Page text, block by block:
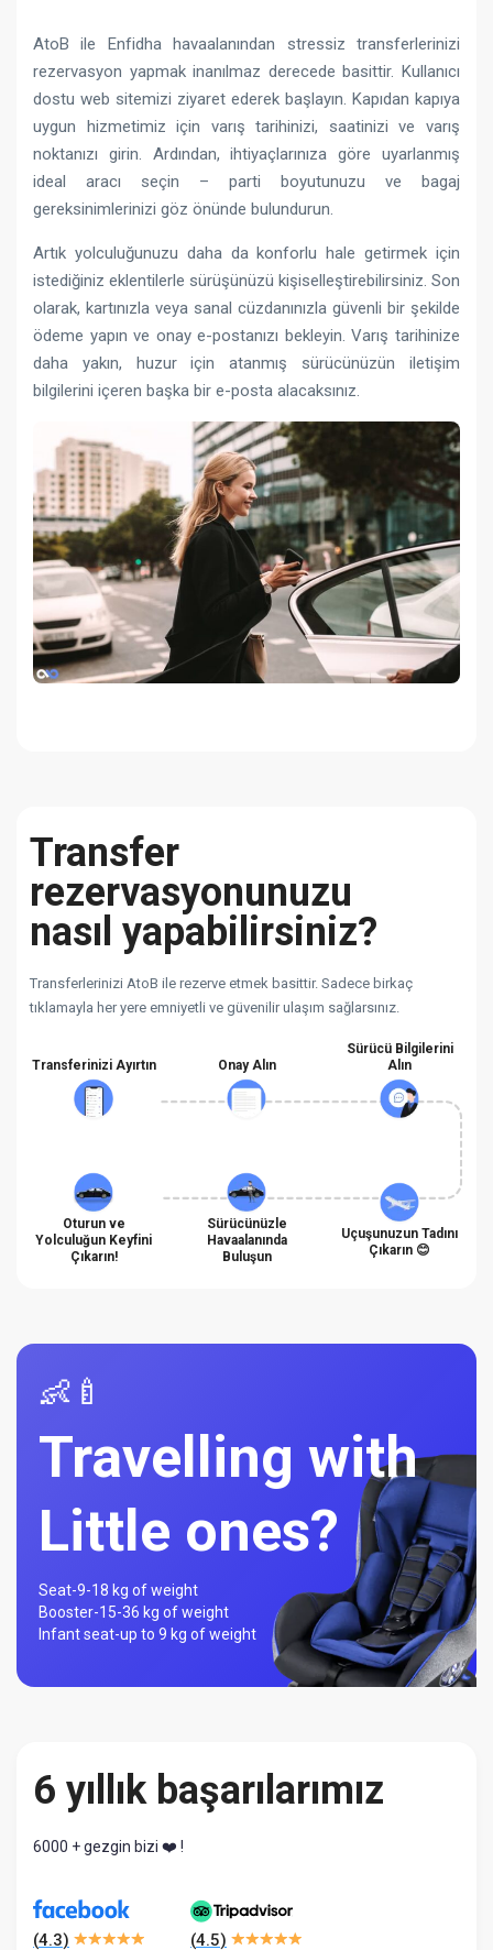
AtoB ile Enfidha havaalanından stressiz transferlerinizi
rezervasyon yapmak inanılmaz derecede basittir. Kullanıcı
dostu web sitemizi ziyaret ederek başlayın. Kapıdan kapıya
uygun hizmetimiz için varış tarihinizi, saatinizi ve varış
noktanızı girin. Ardından, ihtiyaçlarınıza göre uyarlanmış
ideal aracı seçin – parti boyutunuzu ve bagaj
gereksinimlerinizi göz önünde bulundurun.
Artık yolculuğunuzu daha da konforlu hale getirmek için
istediğiniz eklentilerle sürüşünüzü kişiselleştirebilirsiniz. Son
olarak, kartınızla veya sanal cüzdanınızla güvenli bir şekilde
ödeme yapın ve onay e-postanızı bekleyin. Varış tarihinize
daha yakın, huzur için atanmış sürücünüzün iletişim
bilgilerini içeren başka bir e-posta alacaksınız.
Transfer
rezervasyonunuzu
nasıl yapabilirsiniz?
Transferlerinizi AtoB ile rezerve etmek basittir. Sadece birkaç
tıklamayla her yere emniyetli ve güvenilir ulaşım sağlarsınız.
Transferinizi Ayırtın Onay Alın
Sürücü Bilgilerini
Alın
Oturun ve
Yolculuğun Keyfini
Çıkarın!
Sürücünüzle
Havaalanında
Buluşun
Uçuşunuzun Tadını
Çıkarın 😊
👶🍼
Travelling with
Little ones?
Seat-9-18 kg of weight
Booster-15-36 kg of weight
Infant seat-up to 9 kg of weight
6 yıllık başarılarımız
6000 + gezgin bizi ❤️ !
(4.3) (4.5)